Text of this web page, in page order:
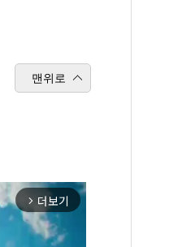
맨위로
arrow_forward_ios 더보기